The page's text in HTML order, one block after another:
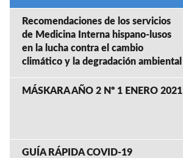
Recomendaciones de los servicios
de Medicina Interna hispano-lusos
en la lucha contra el cambio
climático y la degradación ambiental
MÁSKARA AÑO 2 Nº 1 ENERO 2021
GUÍA RÁPIDA COVID-19